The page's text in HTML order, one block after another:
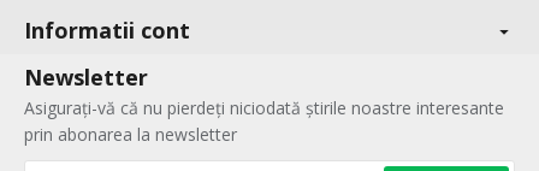
Informatii cont
Newsletter
Asigurați-vă că nu pierdeți niciodată știrile noastre interesante
prin abonarea la newsletter